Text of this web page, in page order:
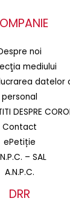
noi
mediului
datelor
personal
DESPRE
Contact
ePetiție
– SAL
A.N.P.C.
DRR